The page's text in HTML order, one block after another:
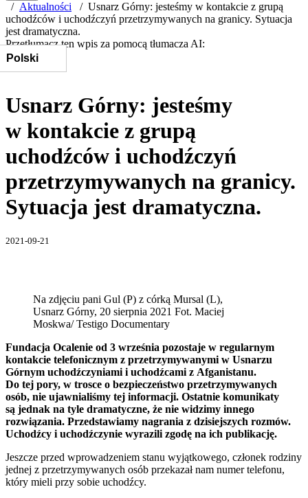
/ Aktualności / Usnarz Górny: jesteśmy w kontakcie z grupą
uchodźców i uchodźczyń przetrzymywanych na granicy. Sytuacja
jest dramatyczna.
Przetłumacz ten wpis za pomocą tłumacza AI:
Usnarz Górny: jesteśmy
w kontakcie z grupą
uchodźców i uchodźczyń
przetrzymywanych na granicy.
Sytuacja jest dramatyczna.
2021-09-21
Na zdjęciu pani Gul (P) z córką Mursal (L),
Usnarz Górny, 20 sierpnia 2021 Fot. Maciej
Moskwa/ Testigo Documentary
Fundacja Ocalenie od 3 września pozostaje w regularnym
kontakcie telefonicznym z przetrzymywanymi w Usnarzu
Górnym uchodźczyniami i uchodźcami z Afganistanu.
Do tej pory, w trosce o bezpieczeństwo przetrzymywanych
osób, nie ujawnialiśmy tej informacji. Ostatnie komunikaty
są jednak na tyle dramatyczne, że nie widzimy innego
rozwiązania. Przedstawiamy nagrania z dzisiejszych rozmów.
Uchodźcy i uchodźczynie wyrazili zgodę na ich publikację.
Jeszcze przed wprowadzeniem stanu wyjątkowego, członek rodziny
jednej z przetrzymywanych osób przekazał nam numer telefonu,
który mieli przy sobie uchodźcy.